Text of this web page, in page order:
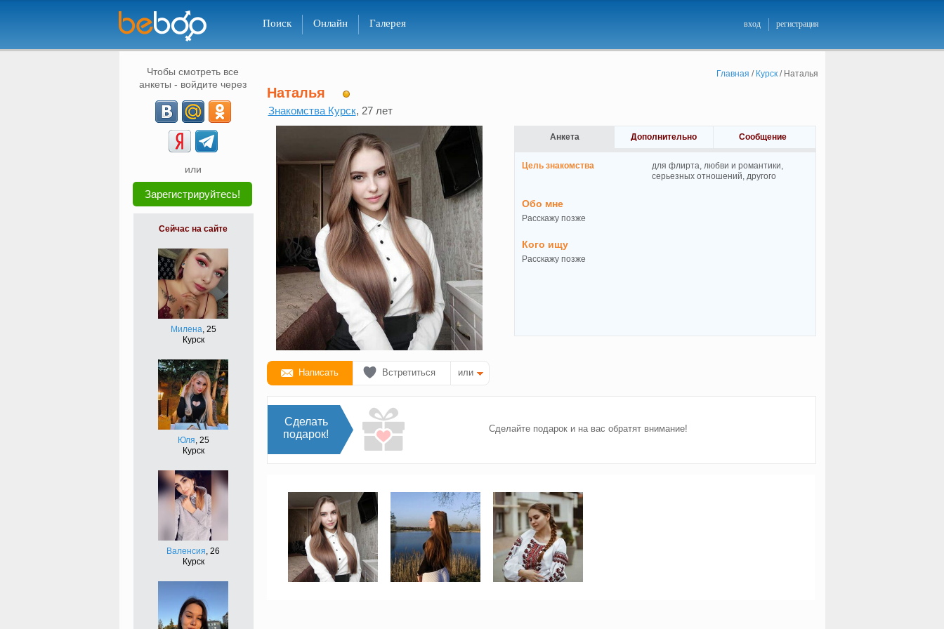
Поиск Онлайн Галерея вход регистрация
Чтобы смотреть все
анкеты - войдите через
или
Зарегистрируйтесь!
Сейчас на сайте
Милена, 25
Курск
Юля, 25
Курск
Валенсия, 26
Курск
Главная / Курск/ Наталья
Наталья
Знакомства Курск, 27 лет
Написать Встретиться или
Анкета Дополнительно Сообщение
Цель знакомства
для флирта, любви и романтики,
cерьезных отношений, другого
Обо мне
Расскажу позже
Кого ищу
Расскажу позже
Сделать
подарок!
Сделайте подарок и на вас обратят внимание!